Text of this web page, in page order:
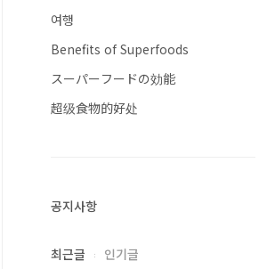
여행
Benefits of Superfoods
スーパーフードの効能
超级食物的好处
공지사항
최근글 인기글